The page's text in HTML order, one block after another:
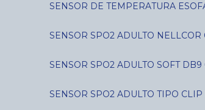
SENSOR DE TEMPERATURA
SENSOR SPO2 ADULTO
SENSOR SPO2 ADULTO SOFT
SENSOR SPO2 ADULTO TIPO